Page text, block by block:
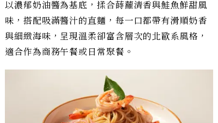
以濃郁奶油醬為基底，揉合蒔蘿清香與鮭魚鮮甜風
味，搭配吸滿醬汁的直麵，每一口都帶有滑順奶香
與細緻海味，呈現溫柔卻富含層次的北歐系風格，
適合作為商務午餐或日常聚餐。